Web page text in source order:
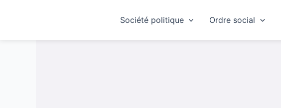
Société politique Ordre social